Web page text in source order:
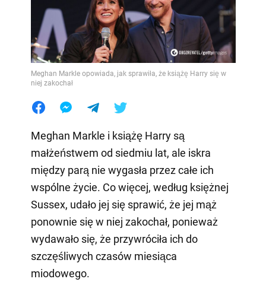
Meghan Markle opowiada, jak sprawiła, że książę Harry się w
niej zakochał
Meghan Markle i książę Harry są
małżeństwem od siedmiu lat, ale iskra
między parą nie wygasła przez całe ich
wspólne życie. Co więcej, według księżnej
Sussex, udało jej się sprawić, że jej mąż
ponownie się w niej zakochał, ponieważ
wydawało się, że przywróciła ich do
szczęśliwych czasów miesiąca
miodowego.